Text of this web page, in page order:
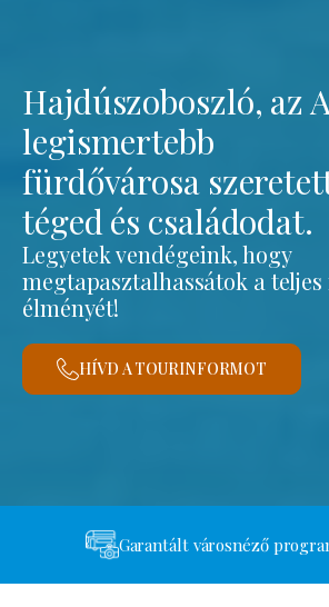
Hajdúszoboszló, az
legismertebb
fürdővárosa
téged és családodat.
Legyetek vendégeink, hogy
megtapasztalhassátok a
élményét!
HÍVD A TOURINFORMOT
Garantált városnéző